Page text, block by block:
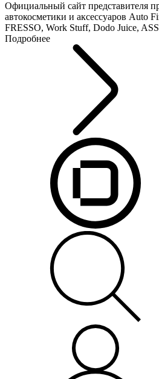
Официальный сайт представителя
автокосметики и аксессуаров Auto
FRESSO, Work Stuff, Dodo Juice,
Подробнее